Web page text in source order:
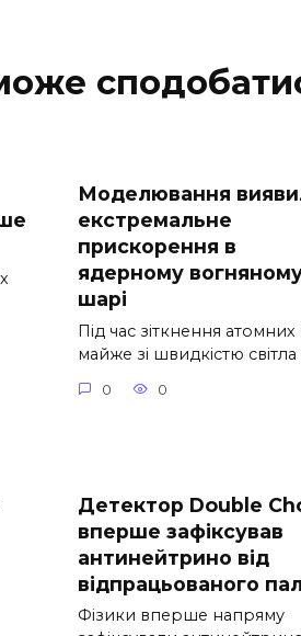
Моделювання
екстремальне
прискорення в
ядерному
шарі
Під час зіткнення
майже зі швидкістю світла
0 0
Детектор Double
вперше зафіксував
антинейтрино від
відпрацьованого
Фізики вперше напряму